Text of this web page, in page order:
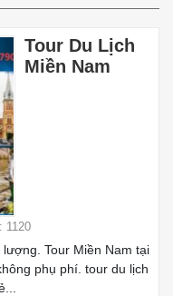
Tour Du Lịch
Miền Nam
1120
Tour Miền Nam tại
phụ phí. tour du lịch